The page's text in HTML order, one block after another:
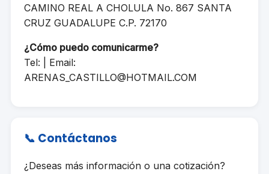
CAMINO REAL A CHOLULA No. 867 SANTA
CRUZ GUADALUPE C.P. 72170
¿Cómo puedo comunicarme?
Tel: | Email:
ARENAS_CASTILLO@HOTMAIL.COM
📞 Contáctanos
¿Deseas más información o una cotización?